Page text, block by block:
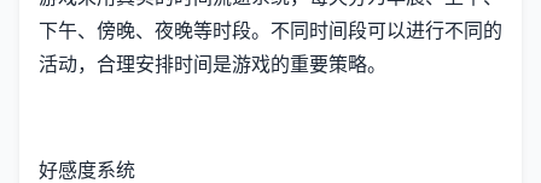
下午、傍晚、夜晚等时段。不同时间段可以进行不同的
活动，合理安排时间是游戏的重要策略。
好感度系统